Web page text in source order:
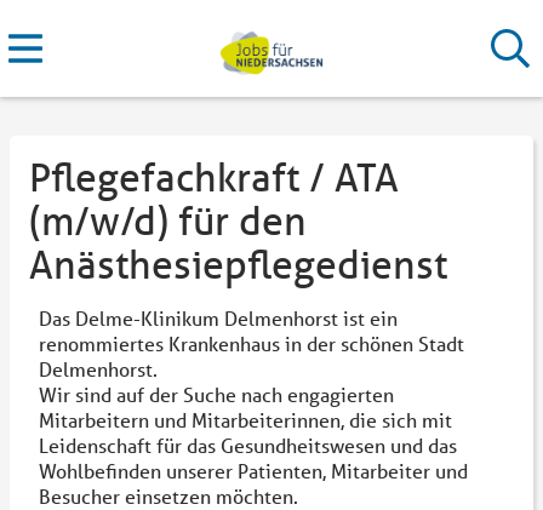
Pflegefachkraft / ATA
(m/w/d) für den
Anästhesiepflegedienst
Das Delme-Klinikum Delmenhorst ist ein
renommiertes Krankenhaus in der schönen Stadt
Delmenhorst.
Wir sind auf der Suche nach engagierten
Mitarbeitern und Mitarbeiterinnen, die sich mit
Leidenschaft für das Gesundheitswesen und das
Wohlbefinden unserer Patienten, Mitarbeiter und
Besucher einsetzen möchten.